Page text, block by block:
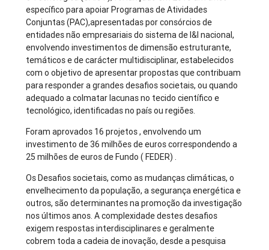
específico para apoiar Programas de Atividades
Conjuntas (PAC),apresentadas por consórcios de
entidades não empresariais do sistema de I&I nacional,
envolvendo investimentos de dimensão estruturante,
temáticos e de carácter multidisciplinar, estabelecidos
com o objetivo de apresentar propostas que contribuam
para responder a grandes desafios societais, ou quando
adequado a colmatar lacunas no tecido científico e
tecnológico, identificadas no país ou regiões.
Foram aprovados 16 projetos , envolvendo um
investimento de 36 milhões de euros correspondendo a
25 milhões de euros de Fundo ( FEDER) .
Os Desafios societais, como as mudanças climáticas, o
envelhecimento da população, a segurança energética e
outros, são determinantes na promoção da investigação
nos últimos anos. A complexidade destes desafios
exigem respostas interdisciplinares e geralmente
cobrem toda a cadeia de inovação, desde a pesquisa